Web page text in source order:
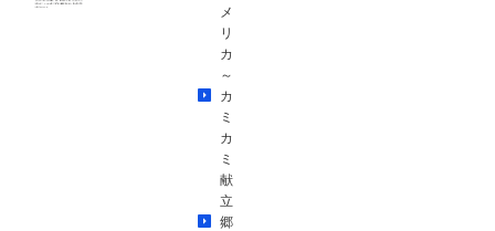
メ
リ
カ
～
カ
ミ
カ
ミ
献
立
郷